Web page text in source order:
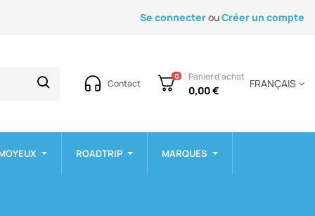
Se connecterouCréer un compte
Contact
0 Panier d'achat
0,00 €
FRANÇAIS
ROADTRIP MARQUES